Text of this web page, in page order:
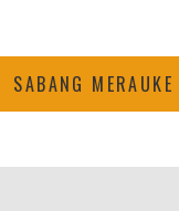
SABANG MERAUKE